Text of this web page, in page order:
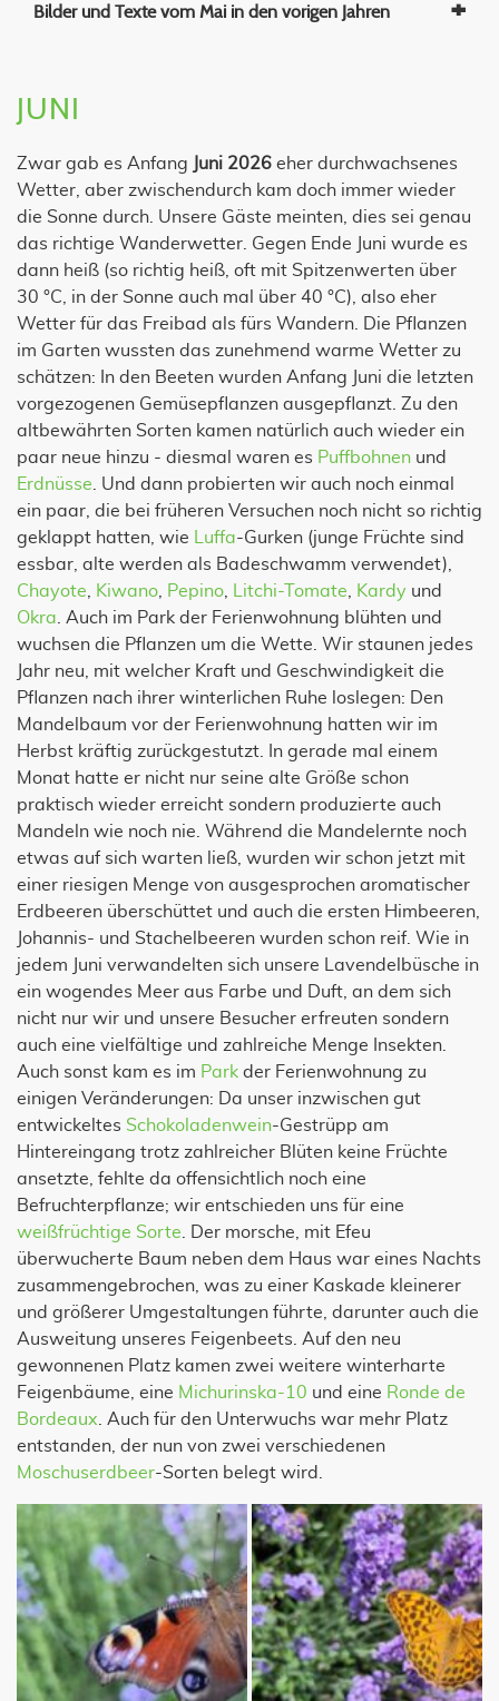
Bilder und Texte vom Mai in den vorigen Jahren
JUNI
Zwar gab es Anfang Juni 2026 eher durchwachsenes
Wetter, aber zwischendurch kam doch immer wieder
die Sonne durch. Unsere Gäste meinten, dies sei genau
das richtige Wanderwetter. Gegen Ende Juni wurde es
dann heiß (so richtig heiß, oft mit Spitzenwerten über
30 °C, in der Sonne auch mal über 40 °C), also eher
Wetter für das Freibad als fürs Wandern. Die Pflanzen
im Garten wussten das zunehmend warme Wetter zu
schätzen: In den Beeten wurden Anfang Juni die letzten
vorgezogenen Gemüsepflanzen ausgepflanzt. Zu den
altbewährten Sorten kamen natürlich auch wieder ein
paar neue hinzu - diesmal waren es Puffbohnen und
Erdnüsse . Und dann probierten wir auch noch einmal
ein paar, die bei früheren Versuchen noch nicht so richtig
geklappt hatten, wie
Luffa-Gurken (junge Früchte sind
essbar, alte werden als Badeschwamm verwendet),
Chayote
Kiwano Pepino Litchi-Tomate Kardy und
Okra . Auch im Park der Ferienwohnung blühten und
wuchsen die Pflanzen um die Wette. Wir staunen jedes
Jahr neu, mit welcher Kraft und Geschwindigkeit die
Pflanzen nach ihrer winterlichen Ruhe loslegen: Den
Mandelbaum vor der Ferienwohnung hatten wir im
Herbst kräftig zurückgestutzt. In gerade mal einem
Monat hatte er nicht nur seine alte Größe schon
praktisch wieder erreicht sondern produzierte auch
Mandeln wie noch nie. Während die Mandelernte noch
etwas auf sich warten ließ, wurden wir schon jetzt mit
einer riesigen Menge von ausgesprochen aromatischer
Erdbeeren überschüttet und auch die ersten Himbeeren,
Johannis- und Stachelbeeren wurden schon reif. Wie in
jedem Juni verwandelten sich unsere Lavendelbüsche in
ein wogendes Meer aus Farbe und Duft, an dem sich
nicht nur wir und unsere Besucher erfreuten sondern
auch eine vielfältige und zahlreiche Menge Insekten.
Auch sonst kam es im Park der Ferienwohnung zu
einigen Veränderungen: Da unser inzwischen gut
entwickeltes Schokoladenwein-Gestrüpp am
Hintereingang trotz zahlreicher Blüten keine Früchte
ansetzte, fehlte da offensichtlich noch eine
Befruchterpflanze; wir entschieden uns für eine
weißfrüchtige Sorte . Der morsche, mit Efeu
überwucherte Baum neben dem Haus war eines Nachts
zusammengebrochen, was zu einer Kaskade kleinerer
und größerer Umgestaltungen führte, darunter auch die
Ausweitung unseres Feigenbeets. Auf den neu
gewonnenen Platz kamen zwei weitere winterharte
Feigenbäume, eine Michurinska-10 und eine Ronde de
Bordeaux . Auch für den Unterwuchs war mehr Platz
entstanden, der nun von zwei verschiedenen
Moschuserdbeer-Sorten belegt wird.